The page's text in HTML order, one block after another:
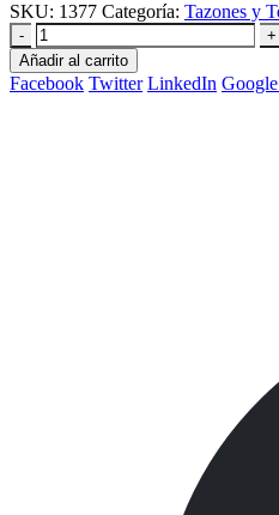
original
era:
$24.500.
actual
es:
SKU: 1377 Categoría: Tazones y
-
+
Añadir al carrito
Facebook Twitter LinkedIn